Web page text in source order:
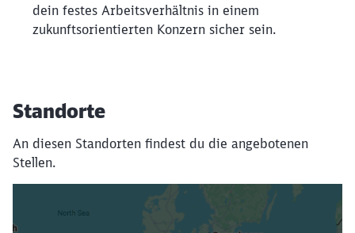
dein festes Arbeitsverhältnis in einem
zukunftsorientierten Konzern sicher sein.
Standorte
An diesen Standorten findest du die angebotenen
Stellen.